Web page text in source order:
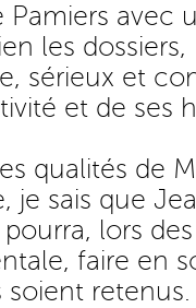
Pamiers avec
les
sérieux et
et de ses
qualités de
je sais que
lors
faire en
retenus.